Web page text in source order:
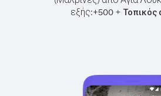
εξής:+500 + Τοπικός